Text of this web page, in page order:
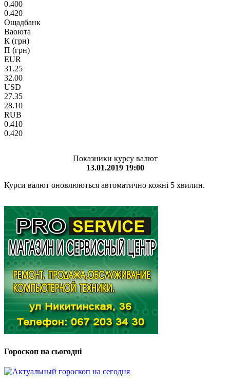
0.400
0.420
Ощадбанк
Ваоюта
К (грн)
П (грн)
EUR
31.25
32.00
USD
27.35
28.10
RUB
0.410
0.420
Показники курсу валют
13.01.2019 19:00
Курси валют оновлюються автоматично кожні 5 хвилин.
Гороскоп на сьогодні